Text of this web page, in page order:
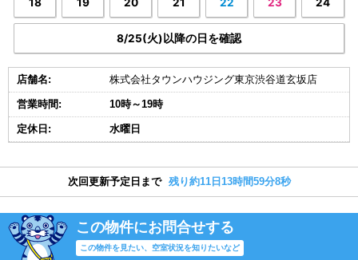
8/25(火)以降の日を確認
店舗名: 株式会社タウンハウジング東京渋谷道玄坂店
営業時間: 10時～19時
定休日: 水曜日
次回更新予定日まで 残り約11日13時間59分7秒
この物件にお問合せする
この物件を見たい、空室状況を知りたいなど